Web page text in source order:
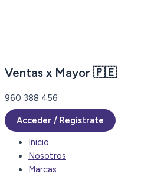
Ventas x Mayor 🇵🇪
960 388 456
Acceder / Regístrate
Inicio
Nosotros
Marcas